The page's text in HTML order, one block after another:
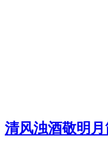
清风浊酒敬明